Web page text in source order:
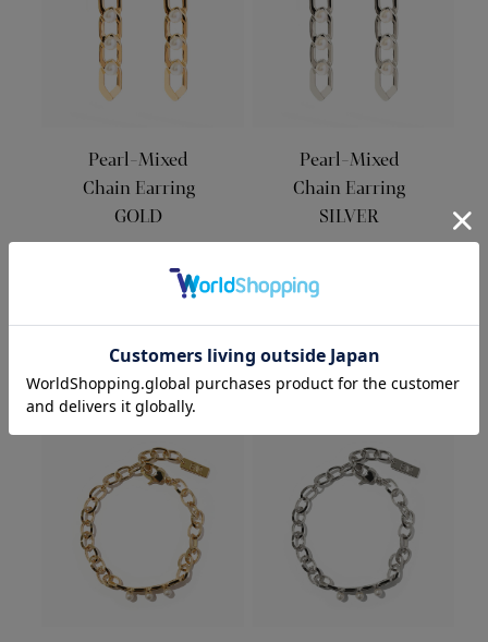
Pearl-Mixed
Chain Earring
GOLD
¥3,500
Pearl-Mixed
Chain Earring
SILVER
¥3,500